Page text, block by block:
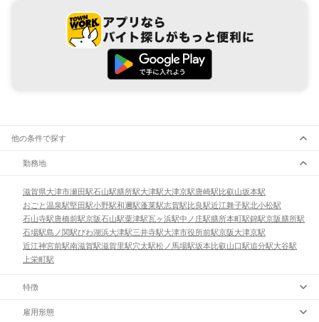
他の条件で探す
勤務地
滋賀県大津市瀬田駅石山駅膳所駅大津駅大津京駅唐崎駅 比叡山坂本駅
おごと温泉駅堅田駅小野駅和邇駅蓬莱駅志賀駅 比良駅近江舞子駅北小松駅
石山寺駅唐橋前駅京阪石山駅粟津駅瓦ヶ浜駅中ノ庄駅膳所本町駅錦駅京阪膳所駅
石場駅島ノ関駅びわ湖浜大津駅三井寺駅大津市役所前駅京阪大津京駅
近江神宮前駅南滋賀駅滋賀里駅穴太駅松ノ馬場駅坂本比叡山口駅追分駅大谷駅
上栄町駅
特徴
雇用形態